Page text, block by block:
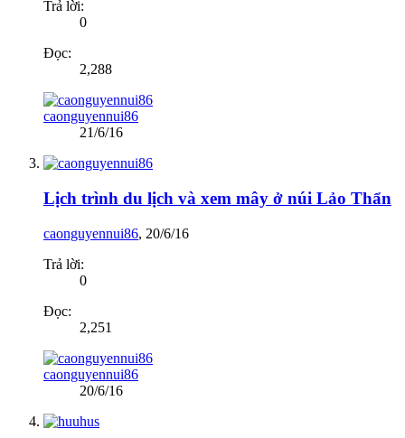
Trả lời:
0
Đọc:
2,288
caonguyennui86
21/6/16
Lịch trình du lịch và xem mây ở núi Lảo Thẩn
caonguyennui86, 20/6/16
Trả lời:
0
Đọc:
2,251
caonguyennui86
20/6/16